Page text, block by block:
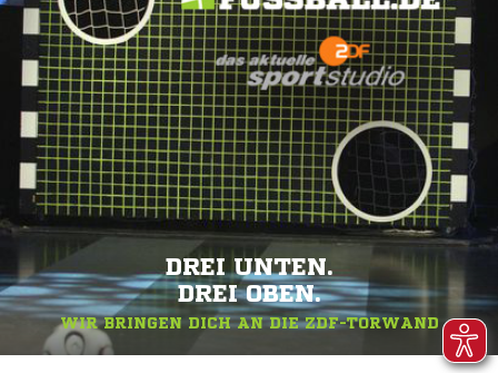
DREI UNTEN.
DREI OBEN.
WIR BRINGEN DICH AN DIE ZDF-TORWAND